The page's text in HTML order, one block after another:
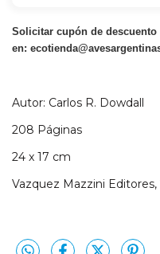
Solicitar cupón de
en:
Autor: Carlos R. Dowdall
208 Páginas
24 x 17 cm
Vazquez Mazzini Editores,